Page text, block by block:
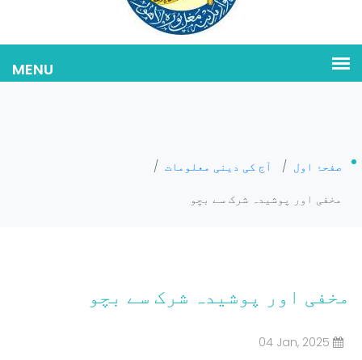
صفحۂ اول / آج کی دینی معلومات /
مخفی اور پوشیدہ شرک سے بچو
مخفی اور پوشیدہ شرک سے بچو
04 Jan, 2025